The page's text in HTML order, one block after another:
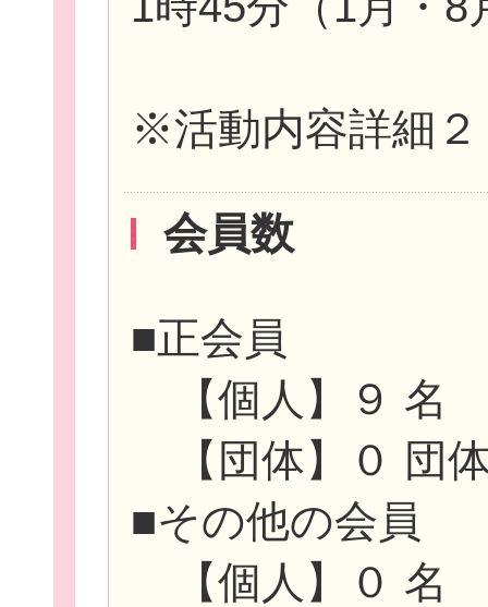
※活動内容詳細
会員数
■正会員
【個人】９ 名
【団体】０ 団
■その他の会員
【個人】０ 名